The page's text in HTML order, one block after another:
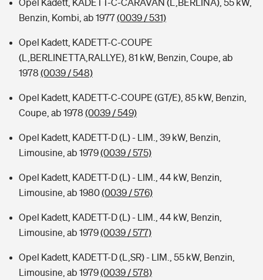
Opel Kadett, KADETT-C-CARAVAN (L,BERLINA), 55 kW,
Benzin, Kombi, ab 1977(0039 / 531)
Opel Kadett, KADETT-C-COUPE
(L,BERLINETTA,RALLYE), 81 kW, Benzin, Coupe, ab
1978 (0039 / 548)
Opel Kadett, KADETT-C-COUPE (GT/E), 85 kW, Benzin,
Coupe, ab 1978 (0039 / 549)
Opel Kadett, KADETT-D (L) - LIM., 39 kW, Benzin,
Limousine, ab 1979(0039 / 575)
Opel Kadett, KADETT-D (L) - LIM., 44 kW, Benzin,
Limousine, ab 1980(0039 / 576)
Opel Kadett, KADETT-D (L) - LIM., 44 kW, Benzin,
Limousine, ab 1979(0039 / 577)
Opel Kadett, KADETT-D (L,SR) - LIM., 55 kW, Benzin,
Limousine, ab 1979(0039 / 578)